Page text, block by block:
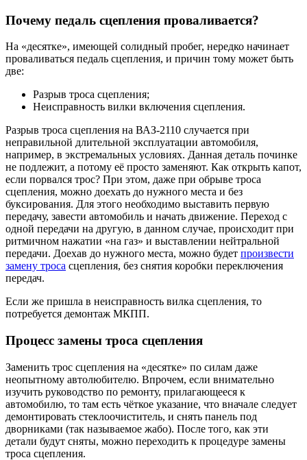
Почему педаль сцепления проваливается?
На «десятке», имеющей солидный пробег, нередко начинает
проваливаться педаль сцепления, и причин тому может быть
две:
Разрыв троса сцепления;
Неисправность вилки включения сцепления.
Разрыв троса сцепления на ВАЗ-2110 случается при
неправильной длительной эксплуатации автомобиля,
например, в экстремальных условиях. Данная деталь починке
не подлежит, а потому её просто заменяют. Как открыть капот,
если порвался трос? При этом, даже при обрыве троса
сцепления, можно доехать до нужного места и без
буксирования. Для этого необходимо выставить первую
передачу, завести автомобиль и начать движение. Переход с
одной передачи на другую, в данном случае, происходит при
ритмичном нажатии «на газ» и выставлении нейтральной
передачи. Доехав до нужного места, можно будет произвести
замену троса сцепления, без снятия коробки переключения
передач.
Если же пришла в неисправность вилка сцепления, то
потребуется демонтаж МКПП.
Процесс замены троса сцепления
Заменить трос сцепления на «десятке» по силам даже
неопытному автолюбителю. Впрочем, если внимательно
изучить руководство по ремонту, прилагающееся к
автомобилю, то там есть чёткое указание, что вначале следует
демонтировать стеклоочиститель, и снять панель под
дворниками (так называемое жабо). После того, как эти
детали будут сняты, можно переходить к процедуре замены
троса сцепления.